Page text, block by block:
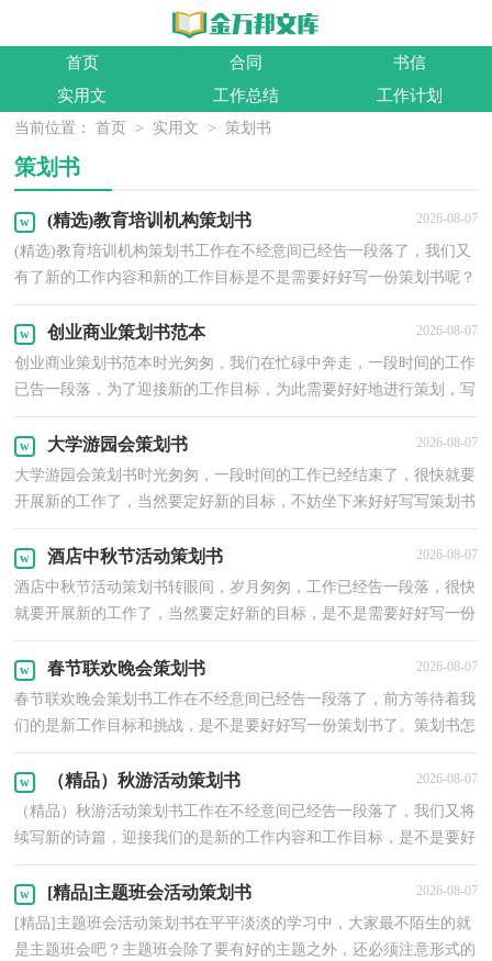
首页 合同
书信
实用文
工作总结 工作计划
当前位置： 首页 > 实用文 > 策划书
策划书
(精选)教育培训机构策划书 2026-08-07
(精选)教育培训机构策划书工作在不经意间已经告一段落了，我们又
有了新的工作内容和新的工作目标是不是需要好好写一份策划书呢？
创业商业策划书范本 2026-08-07
创业商业策划书范本时光匆匆，我们在忙碌中奔走，一段时间的工作
已告一段落，为了迎接新的工作目标，为此需要好好地进行策划，写
大学游园会策划书 2026-08-07
大学游园会策划书时光匆匆，一段时间的工作已经结束了，很快就要
开展新的工作了，当然要定好新的目标，不妨坐下来好好写写策划书
酒店中秋节活动策划书 2026-08-07
酒店中秋节活动策划书转眼间，岁月匆匆，工作已经告一段落，很快
就要开展新的工作了，当然要定好新的目标，是不是需要好好写一份
春节联欢晚会策划书 2026-08-07
春节联欢晚会策划书工作在不经意间已经告一段落了，前方等待着我
们的是新工作目标和挑战，是不是要好好写一份策划书了。策划书怎
（精品）秋游活动策划书 2026-08-07
（精品）秋游活动策划书工作在不经意间已经告一段落了，我们又将
续写新的诗篇，迎接我们的是新的工作内容和工作目标，是不是要好
[精品]主题班会活动策划书 2026-08-07
[精品]主题班会活动策划书在平平淡淡的学习中，大家最不陌生的就
是主题班会吧？主题班会除了要有好的主题之外，还必须注意形式的